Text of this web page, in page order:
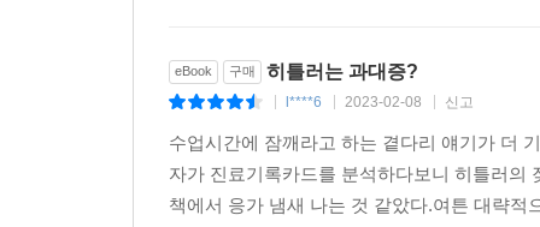
eBook 구매 히틀러는 과대증?
l****6 2023-02-08 신고
수업시간에 잠깨라고 하는 곁다리 얘기가 더
자가 진료기록카드를 분석하다보니 히틀러의
책에서 응가 냄새 나는 것 같았다.여튼 대략